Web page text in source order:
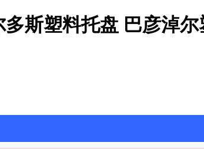
斯塑料托盘 巴彦淖